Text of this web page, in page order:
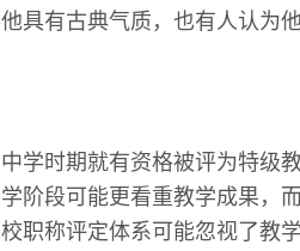
具有古典气质，也有人认为他
学时期就有资格被评为特级
阶段可能更看重教学成果，
职称评定体系可能忽视了教